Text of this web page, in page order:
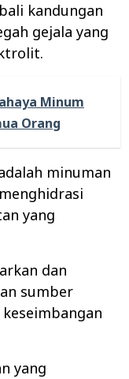
kandungan
gejala yang
Minum
Orang
minuman
yang
dan
sumber
yang